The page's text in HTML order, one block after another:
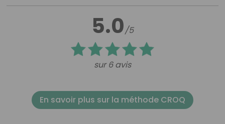
5.0/5
sur 6 avis
En savoir plus sur la méthode CROQ